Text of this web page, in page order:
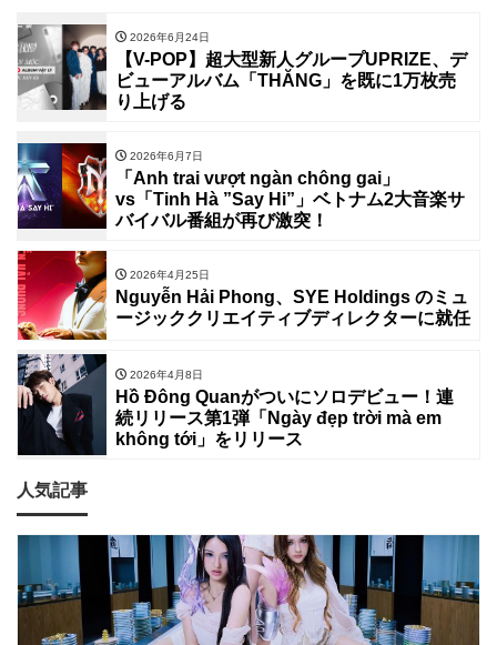
2026年6月24日
【V-POP】超大型新人グループUPRIZE、デ
ビューアルバム「THĂNG」を既に1万枚売
り上げる
2026年6月7日
「Anh trai vượt ngàn chông gai」
vs「Tinh Hà ”Say Hi”」ベトナム2大音楽サ
バイバル番組が再び激突！
2026年4月25日
Nguyễn Hải Phong、SYE Holdings のミュ
ージッククリエイティブディレクターに就任
2026年4月8日
Hồ Đông Quanがついにソロデビュー！連
続リリース第1弾「Ngày đẹp trời mà em
không tới」をリリース
人気記事